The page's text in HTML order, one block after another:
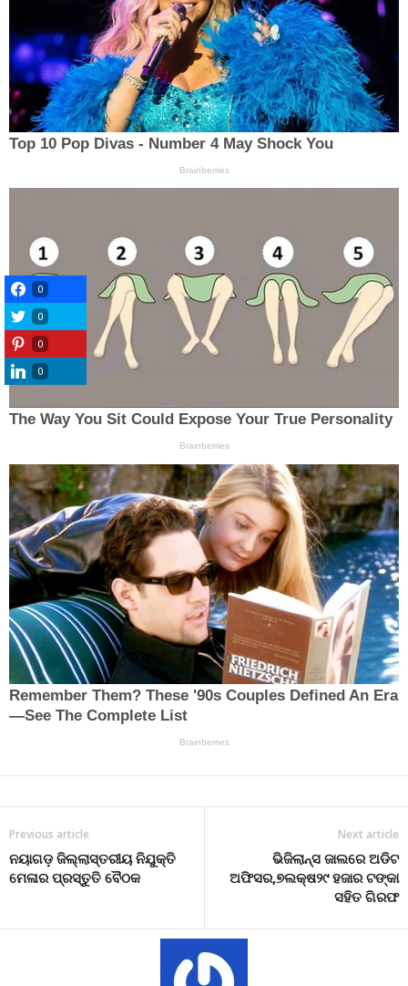
Previous article
ନୟାଗଡ଼ ଜିଲ୍ଲାସ୍ତରୀୟ ନିଯୁକ୍ତି
ମେଳାର ପ୍ରସ୍ତୁତି ବୈଠକ
Next article
ଭିଜିଲାନ୍ସ ଜାଲରେ ଅଡିଟ
ଅଫିସର,୭ଲକ୍ଷ୨୯ ହଜାର ଟଙ୍କା
ସହିତ ଗିରଫ
0
0
0
0